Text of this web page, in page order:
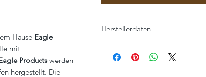
Hause Eagle
mit
Productswerden
hergestellt. Die
Herstellerdaten
Orleansstraße 16